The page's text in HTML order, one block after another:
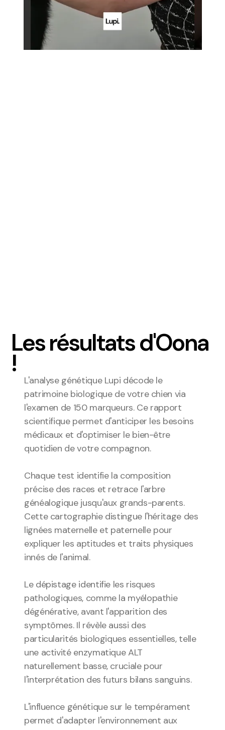
Les résultats d'Oona
!
L'analyse génétique Lupi décode le
patrimoine biologique de votre chien via
l'examen de 150 marqueurs. Ce rapport
scientifique permet d'anticiper les besoins
médicaux et d'optimiser le bien-être
quotidien de votre compagnon.
Chaque test identifie la composition
précise des races et retrace l'arbre
généalogique jusqu'aux grands-parents.
Cette cartographie distingue l'héritage des
lignées maternelle et paternelle pour
expliquer les aptitudes et traits physiques
innés de l'animal.
Le dépistage identifie les risques
pathologiques, comme la myélopathie
dégénérative, avant l'apparition des
symptômes. Il révèle aussi des
particularités biologiques essentielles, telle
une activité enzymatique ALT
naturellement basse, cruciale pour
l'interprétation des futurs bilans sanguins.
L'influence génétique sur le tempérament
permet d'adapter l'environnement aux